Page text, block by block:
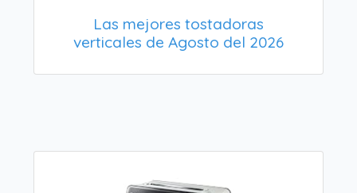
Las mejores tostadoras
verticales de Agosto del 2026